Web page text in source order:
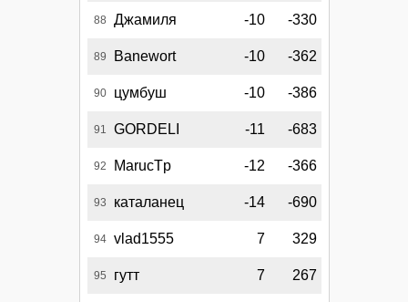
88 Джамиля -10 -330
89 Banewort -10 -362
90 цумбуш -10 -386
91 GORDELI -11 -683
92 MarucTp -12 -366
93 каталанец -14 -690
94 vlad1555 7 329
95 гутт 7 267